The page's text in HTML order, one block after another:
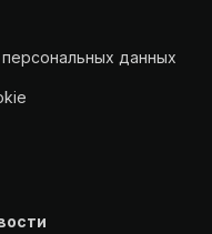
данных